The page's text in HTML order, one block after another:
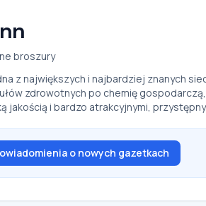
broszury
z największych i najbardziej znanych
zdrowotnych po chemię
jakością i bardzo atrakcyjnymi,
o nowych gazetkach